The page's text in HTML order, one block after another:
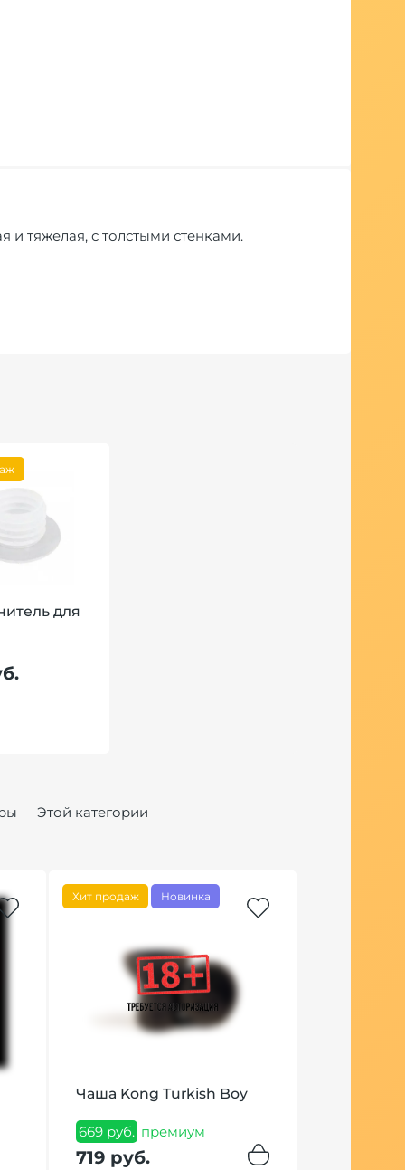
и тяжелая, с толстыми стенками.
для
Этой категории
Хит продаж Новинка
Чаша Kong Turkish Boy
669 руб. премиум
719 руб.